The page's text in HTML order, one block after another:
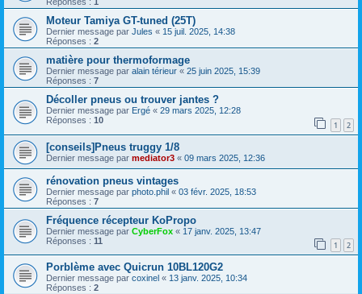
Moteur Tamiya GT-tuned (25T)
Dernier message par Jules « 15 juil. 2025, 14:38
Réponses : 2
matière pour thermoformage
Dernier message par alain térieur « 25 juin 2025, 15:39
Réponses : 7
Décoller pneus ou trouver jantes ?
Dernier message par Ergé « 29 mars 2025, 12:28
Réponses : 10 1 2
[conseils]Pneus truggy 1/8
Dernier message par mediator3 « 09 mars 2025, 12:36
rénovation pneus vintages
Dernier message par photo.phil « 03 févr. 2025, 18:53
Réponses : 7
Fréquence récepteur KoPropo
Dernier message par CyberFox « 17 janv. 2025, 13:47
Réponses : 11 1 2
Porblème avec Quicrun 10BL120G2
Dernier message par coxinel « 13 janv. 2025, 10:34
Réponses : 2